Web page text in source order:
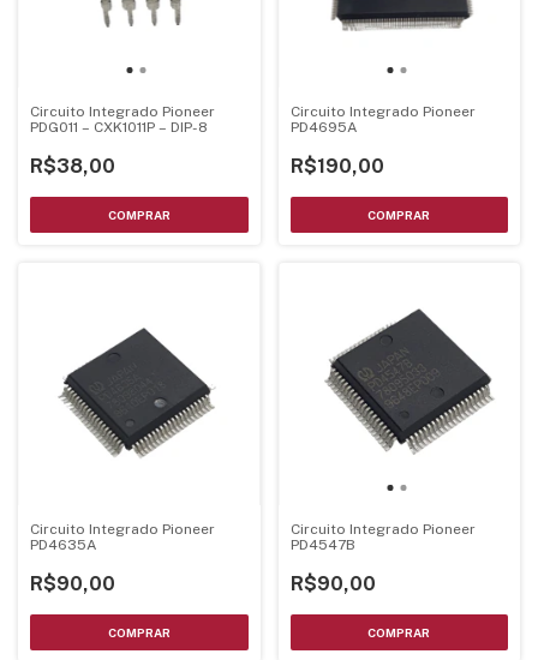
Circuito Integrado Pioneer
PDG011 – CXK1011P – DIP-8
R$38,00
Circuito Integrado Pioneer
PD4695A
R$190,00
Circuito Integrado Pioneer
PD4635A
R$90,00
Circuito Integrado Pioneer
PD4547B
R$90,00